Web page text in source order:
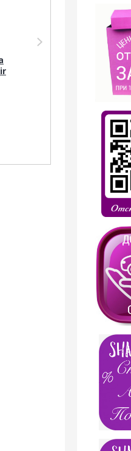
Парфюмерия Silvana
Silvana M848 Tom
Ford Noir Extreme